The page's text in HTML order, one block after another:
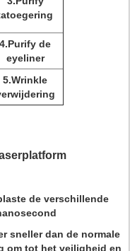
4.Purify de
eyeliner
5.Wrinkle
de verschillende
sneller dan de normale
om tot het veiligheid en